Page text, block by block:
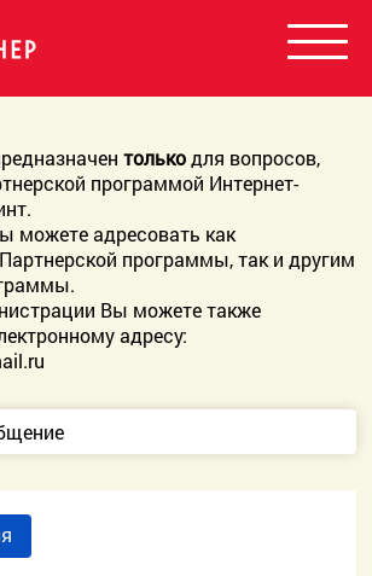
толькодля вопросов,
программой Интернет-
можете адресовать как
программы, так и другим
Вы можете также
адресу: